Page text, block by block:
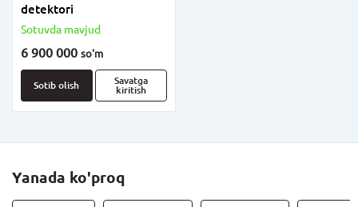
detektori
Sotuvda mavjud
6 900 000 so'm
Sotib olish
Savatga
kiritish
Yanada ko'proq